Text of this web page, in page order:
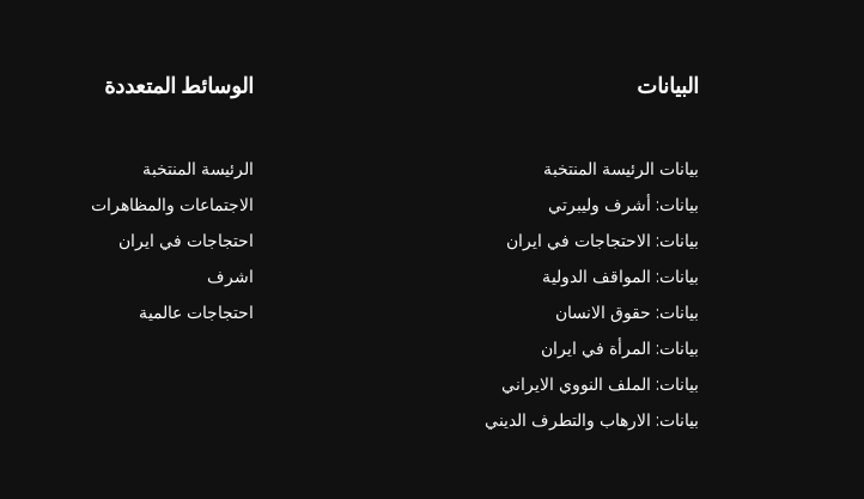
الوسائط المتعددة
الرئيسة المنتخبة
الاجتماعات والمظاهرات
احتجاجات في ايران
اشرف
احتجاجات عالمية
البيانات
بيانات الرئيسة المنتخبة
بيانات: أشرف وليبرتي
بيانات: الاحتجاجات في ايران
بيانات: المواقف الدولية
بيانات: حقوق الانسان
بيانات: المرأة في ايران
بيانات: الملف النووي الايراني
بيانات: الارهاب والتطرف الديني